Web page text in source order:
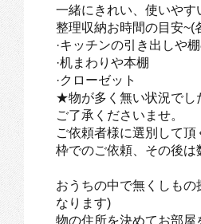
一緒にきれい、使いやす
整理収納お時間の目安~(
·キッチンの引き出しや
·机まわりや本棚
·クローゼット
★物が多く無い状況でし
ご了承くださいませ。
ご依頼者様に選別して
枠でのご依頼、その後は
おうちの中で無くしも
なります)
物の住所を決めてお部屋